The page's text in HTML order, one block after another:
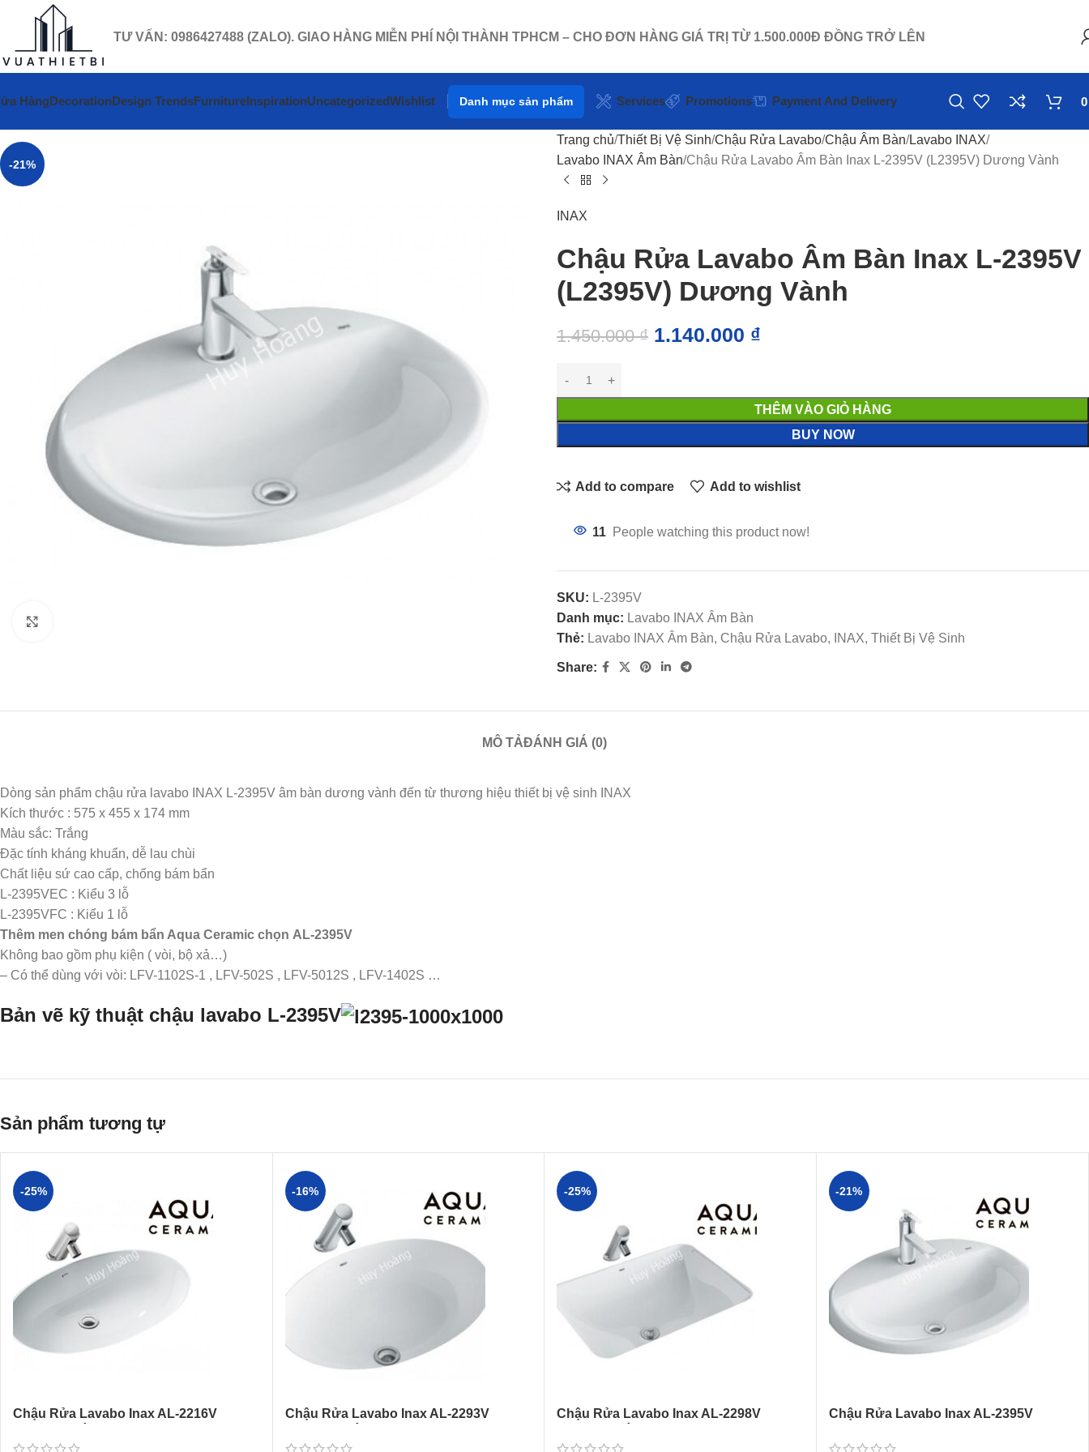
TƯ VẤN: 0986427488 (ZALO). GIAO HÀNG MIỄN PHÍ NỘI THÀNH TPHCM – CHO ĐƠN HÀNG GIÁ TRỊ TỪ 1.500.000Đ ĐỒNG TRỞ LÊN
HàngDecorationDesign TrendsFurnitureInspirationUncategorizedWishlist Danh mục sản phẩm Services Promotions Payment And Delivery
-21%
Trang chủ Thiết Bị Vệ Sinh Chậu Rửa Lavabo Chậu Âm Bàn Lavabo INAX
Lavabo INAX Âm Bàn Chậu Rửa Lavabo Âm Bàn Inax L-2395V (L2395V) Dương Vành
INAX
Chậu Rửa Lavabo Âm Bàn Inax L-2395V
(L2395V) Dương Vành
1.450.000₫ 1.140.000 ₫
THÊM VÀO GIỎ HÀNG
BUY NOW
Add to compare Add to wishlist
11 People watching this product now!
SKU: L-2395V
Danh mục: Lavabo INAX Âm Bàn
Thẻ: Lavabo INAX Âm Bàn, Chậu Rửa Lavabo, INAX, Thiết Bị Vệ Sinh
Share:
MÔ TẢĐÁNH GIÁ (0)
Dòng sản phẩm chậu rửa lavabo INAX L-2395V âm bàn dương vành đến từ thương hiệu thiết bị vệ sinh INAX
Kích thước : 575 x 455 x 174 mm
Màu sắc: Trắng
Đặc tính kháng khuẩn, dễ lau chùi
Chất liệu sứ cao cấp, chống bám bẩn
L-2395VEC : Kiểu 3 lỗ
L-2395VFC : Kiểu 1 lỗ
Thêm men chóng bám bẩn Aqua Ceramic chọn AL-2395V
Không bao gồm phụ kiện ( vòi, bộ xả…)
– Có thể dùng với vòi: LFV-1102S-1 , LFV-502S , LFV-5012S , LFV-1402S …
Bản vẽ kỹ thuật chậu lavabo L-2395V
Sản phẩm tương tự
-25%
Chậu Rửa Lavabo Inax AL-2216V
-16%
Chậu Rửa Lavabo Inax AL-2293V
-25%
Chậu Rửa Lavabo Inax AL-2298V
-21%
Chậu Rửa Lavabo Inax AL-2395V